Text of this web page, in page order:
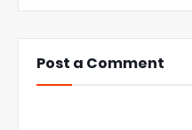
Post a Comment